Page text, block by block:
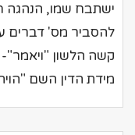
ישתבח שמו, הנהגה
להסביר מס' דברים
קשה הלשון
מידת הדין השם